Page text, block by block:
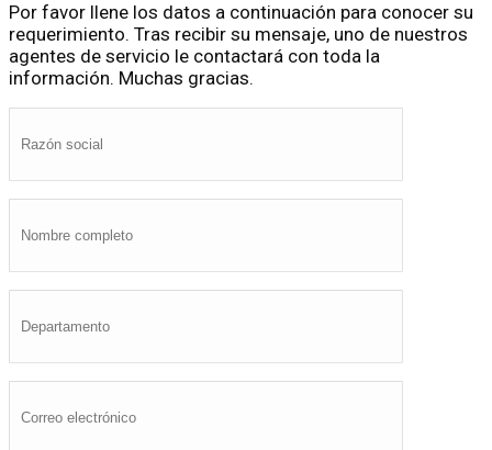
Por favor llene los datos a continuación para conocer su
requerimiento. Tras recibir su mensaje, uno de nuestros
agentes de servicio le contactará con toda la
información. Muchas gracias.